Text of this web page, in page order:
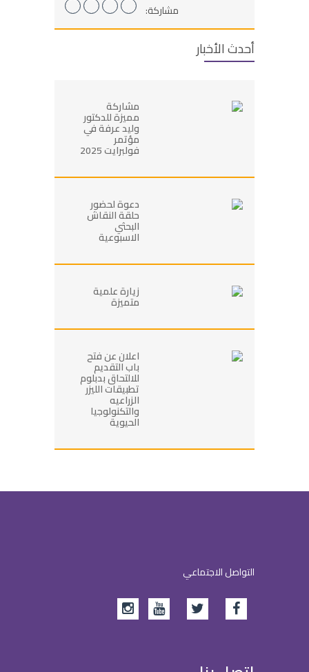
مشاركة:
أحدث الأخبار
مشاركة
مميزة للدكتور
وليد عرفة في
مؤتمر
فولبرايت 2025
دعوة لحضور
حلقة النقاش
البحثي
الاسبوعية
زيارة علمية
متميزة
اعلان عن فتح
باب التقديم
للالتحاق بدبلوم
تطبيقات الليزر
الزراعيه
والتكنولوجيا
الحيوية
التواصل الاجتماعي